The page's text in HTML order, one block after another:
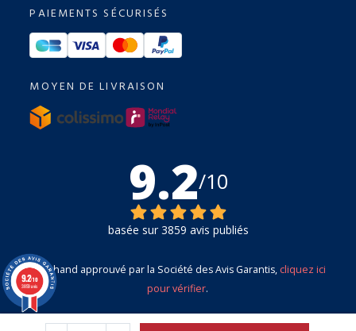
PAIEMENTS SÉCURISÉS
MOYEN DE LIVRAISON
9.2/10
basée sur 3859 avis publiés
Marchand approuvé par la Société des Avis Garantis, cliquez ici
pour vérifier.
9.2/10
3859 avis